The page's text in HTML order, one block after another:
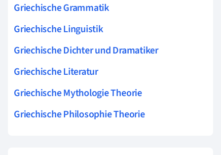
Griechische Grammatik
Griechische Linguistik
Griechische Dichter und Dramatiker
Griechische Literatur
Griechische Mythologie Theorie
Griechische Philosophie Theorie